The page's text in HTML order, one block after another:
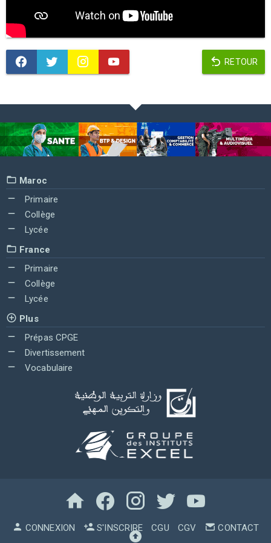
RETOUR
Maroc
Primaire
Collège
Lycée
France
Primaire
Collège
Lycée
Plus
Prépas CPGE
Divertissement
Vocabulaire
CONNEXION S'INSCRIRE CGU CGV CONTACT